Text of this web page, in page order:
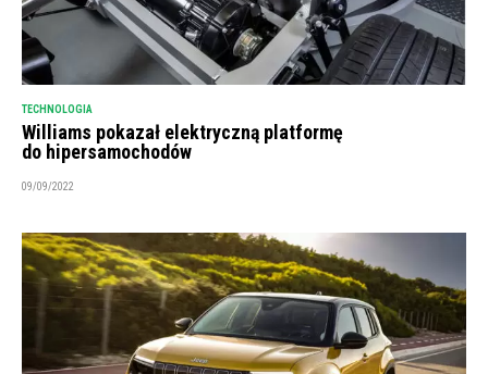
TECHNOLOGIA
Williams pokazał elektryczną platformę
do hipersamochodów
09/09/2022